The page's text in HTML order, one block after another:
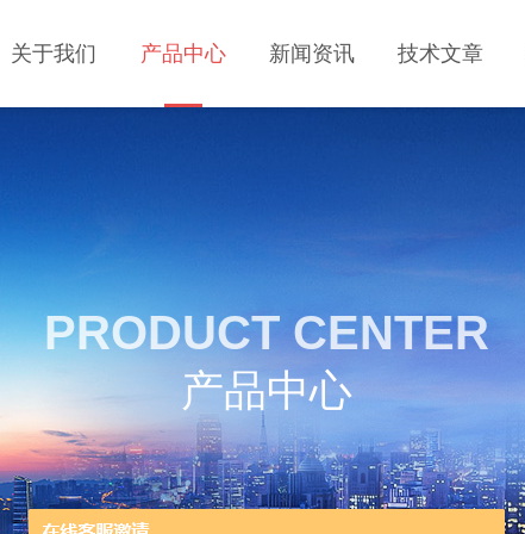
关于我们 产品中心 新闻资讯 技术文章
PRODUCT CENTER
产品中心